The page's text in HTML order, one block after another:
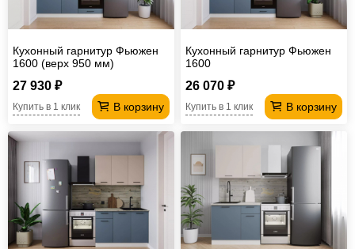
Кухонный гарнитур Фьюжен
1600 (верх 950 мм)
27 930 ₽
В корзину
Купить в 1 клик
Кухонный гарнитур Фьюжен
1600
26 070 ₽
В корзину
Купить в 1 клик